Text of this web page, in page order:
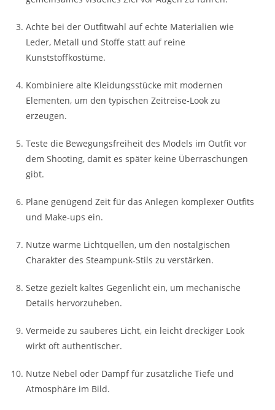
Achte bei der Outfitwahl auf echte Materialien wie
Leder, Metall und Stoffe statt auf reine
Kunststoffkostüme.
Kombiniere alte Kleidungsstücke mit modernen
Elementen, um den typischen Zeitreise-Look zu
erzeugen.
Teste die Bewegungsfreiheit des Models im Outfit vor
dem Shooting, damit es später keine Überraschungen
gibt.
Plane genügend Zeit für das Anlegen komplexer Outfits
und Make-ups ein.
Nutze warme Lichtquellen, um den nostalgischen
Charakter des Steampunk-Stils zu verstärken.
Setze gezielt kaltes Gegenlicht ein, um mechanische
Details hervorzuheben.
Vermeide zu sauberes Licht, ein leicht dreckiger Look
wirkt oft authentischer.
Nutze Nebel oder Dampf für zusätzliche Tiefe und
Atmosphäre im Bild.